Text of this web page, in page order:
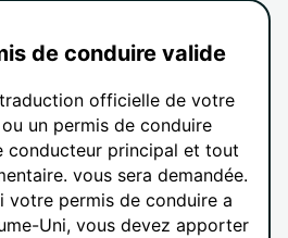
de conduire valide
officielle de votre
un permis de conduire
conducteur principal et tout
vous sera demandée.
votre permis de conduire a
Uni, vous devez apporter